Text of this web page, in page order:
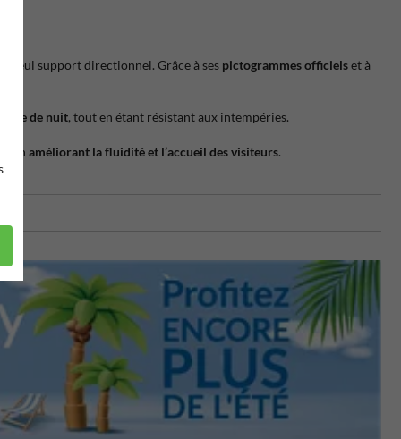
seul support directionnel. Grâce à ses pictogrammes officielset à
de nuit, tout en étant résistant aux intempéries.
en améliorant la fluidité et l’accueil des visiteurs.